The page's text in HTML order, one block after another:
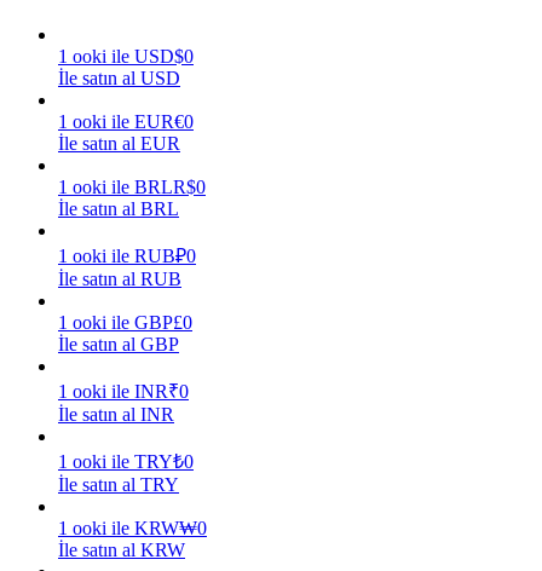
Kazan
Power Piggy
1 ooki ile USD$0
İle satın al USD
1 ooki ile EUR€0
İle satın al EUR
1 ooki ile BRLR$0
İle satın al BRL
1 ooki ile RUB₽0
İle satın al RUB
1 ooki ile GBP£0
İle satın al GBP
1 ooki ile INR₹0
İle satın al INR
1 ooki ile TRY₺0
İle satın al TRY
1 ooki ile KRW₩0
İle satın al KRW